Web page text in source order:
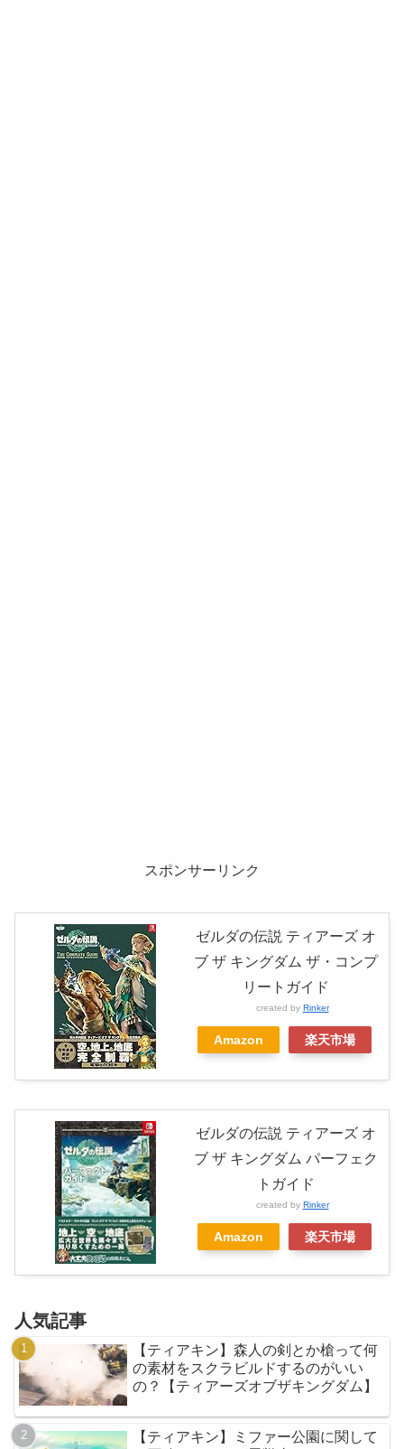
スポンサーリンク
ゼルダの伝説 ティアーズ オ
ブ ザ キングダム ザ・コンプ
リートガイド
created by Rinker
Amazon 楽天市場
ゼルダの伝説 ティアーズ オ
ブ ザ キングダム パーフェク
トガイド
created by Rinker
Amazon 楽天市場
人気記事
【ティアキン】森人の剣とか槍って何
の素材をスクラビルドするのがいい
の？【ティアーズオブザキングダム】
【ティアキン】ミファー公園に関して